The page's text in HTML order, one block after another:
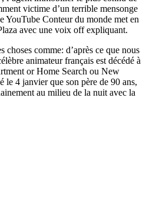
victime d’un terrible mensonge
YouTube Conteur du monde met en
avec une voix off expliquant.
comme: d’après ce que nous
animateur français est décédé à
or Home Search ou New
4 janvier que son père de 90 ans,
au milieu de la nuit avec la